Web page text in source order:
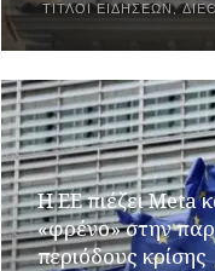
ΤΊΤΛΟΙ ΕΙΔΉΣΕΩΝ,
Η ΕΕ πιέζει Meta
«φρένο» στην
περιόδους κρίσης